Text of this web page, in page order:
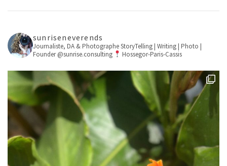
sunriseneverends
Journaliste, DA & PhotographeStoryTelling | Writing | Photo |
Founder @sunrise.consulting
Hossegor-Paris-Cassis